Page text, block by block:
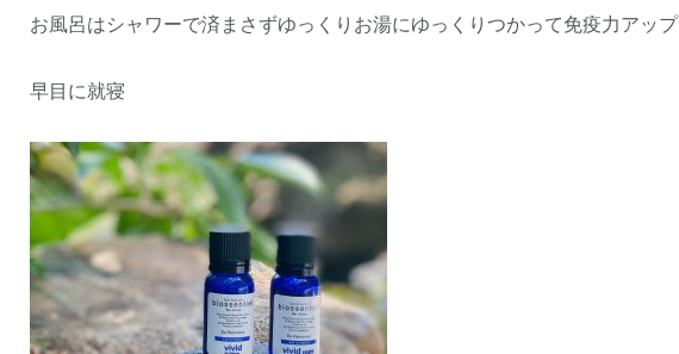
お風呂はシャワーで済まさずゆっくりお湯にゆっくりつかって免疫力アップ
早目に就寝